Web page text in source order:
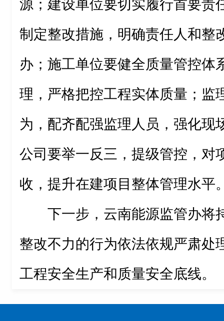
源；建设单位要切实履行首要责
制定整改措施，明确责任人和整
办；施工单位要健全质量管控体
理，严格把控工程实体质量；监
为，配齐配强监理人员，强化现
公司要举一反三，提级管控，对
收，提升在建项目整体管理水平
下一步，云南能源监管办将
整改不力的行为依法依规严肃处
工程安全生产和质量安全底线。